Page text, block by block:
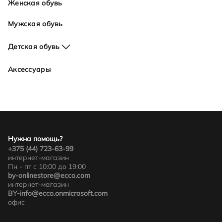
Женская обувь
Мужская обувь
Детская обувь
Для девочек
Для мальчиков
Аксессуары
Нужна помощь?
+375 (44) 723-63-99
интернет-магазин
Пн - пт с 10:00 до 19:00
by-onlinestore@ecco.com
интернет-магазин
BY-info@ecco.onmicrosoft.com
офис